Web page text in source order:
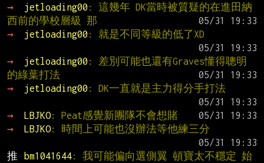
→
jetloading00 : 這幾年 DK當時被質疑的在進田納
西前的學校層級 那
→
jetloading00 : 就是不同等級的低了XD
→
jetloading00 : 差別可能也還有Graves懂得聰明
的綠葉打法
→
jetloading00 : DK一直就是主力得分手打法
→
LBJKO: Peat感覺新團隊不會想賭
→
LBJKO: 時間上可能也沒辦法等他練三分
推
bm1041644: 我可能偏向選側翼 頓寶太不穩定 始